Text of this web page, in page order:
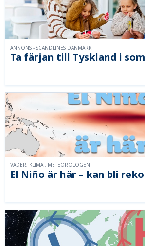
Ta färjan till Tyskland i
ANNONS - SCANDLINES DANMARK
El Niño är här – kan bli
VÄDER, KLIMAT, METEOROLOGEN